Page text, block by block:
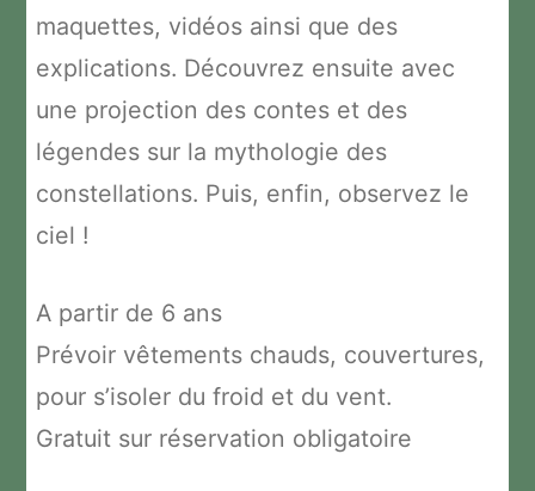
maquettes, vidéos ainsi que des
explications. Découvrez ensuite avec
une projection des contes et des
légendes sur la mythologie des
constellations. Puis, enfin, observez le
ciel !
A partir de 6 ans
Prévoir vêtements chauds, couvertures,
pour s’isoler du froid et du vent.
Gratuit sur réservation obligatoire